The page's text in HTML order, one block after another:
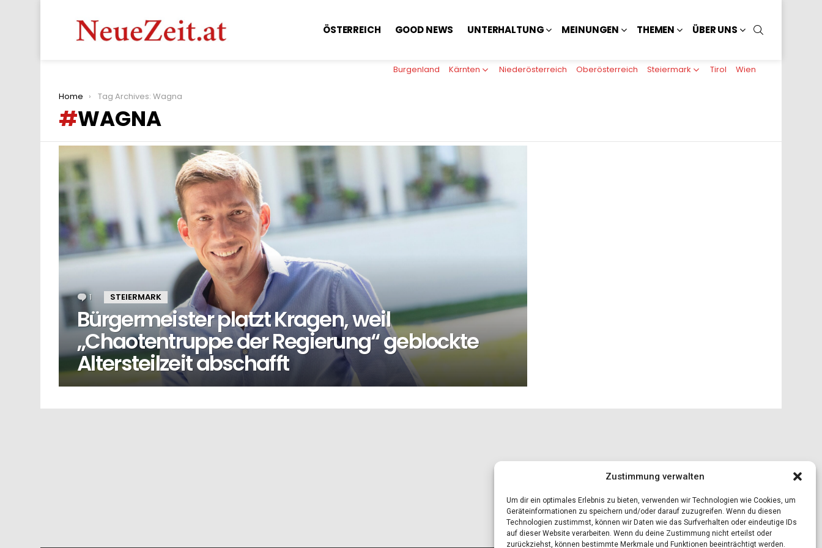
Zustimmung verwalten
Um dir ein optimales Erlebnis zu bieten, verwenden wir Technologien wie Cookies, um
Geräteinformationen zu speichern und/oder darauf zuzugreifen. Wenn du diesen
Technologien zustimmst, können wir Daten wie das Surfverhalten oder eindeutige IDs
auf dieser Website verarbeiten. Wenn du deine Zustimmung nicht erteilst oder
zurückziehst, können bestimmte Merkmale und Funktionen beeinträchtigt werden.
ÖSTERREICH GOOD NEWS UNTERHALTUNG MEINUNGEN THEMEN ÜBER UNS
Burgenland Kärnten Niederösterreich Oberösterreich Steiermark Tirol Wien
You are here:
Home Tag Archives: Wagna
WAGNA
LATEST
STORIES
1 Kommentar
STEIERMARK
Bürgermeister platzt Kragen, weil
„Chaotentruppe der Regierung“ geblockte
Altersteilzeit abschafft